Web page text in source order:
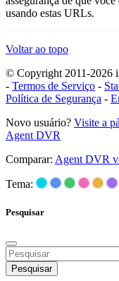
usando estas URLs.
Voltar ao topo
© Copyright 2011-2026
- Termos de Serviço -
Política de Segurança -
Novo usuário? Visite a
Agent DVR
Comparar: Agent DVR
Tema:
Pesquisar
Pesquisar